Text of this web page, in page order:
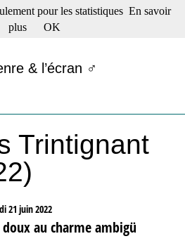
☰ Menu
& l’écran ♂
Trintignant
21 juin 2022
au charme ambigü
pour les statistiques En savoir
plus
OK